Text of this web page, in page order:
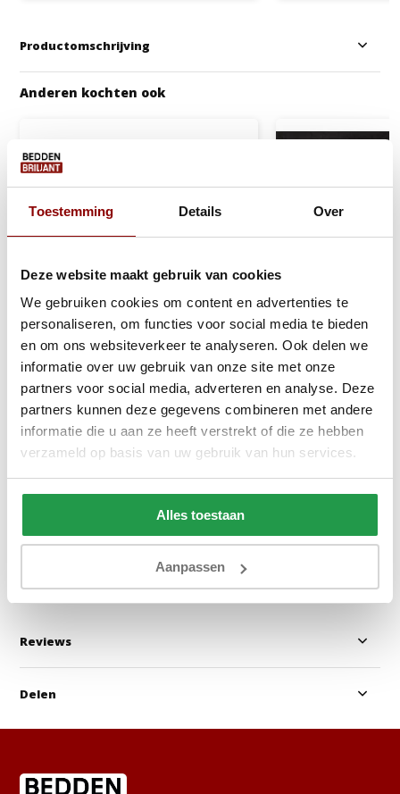
Toestemming Details Over
Deze website maakt gebruik van cookies
We gebruiken cookies om content en advertenties te
personaliseren, om functies voor social media te bieden
en om ons websiteverkeer te analyseren. Ook delen we
informatie over uw gebruik van onze site met onze
partners voor social media, adverteren en analyse. Deze
partners kunnen deze gegevens combineren met andere
informatie die u aan ze heeft verstrekt of die ze hebben
verzameld op basis van uw gebruik van hun services.
Alles toestaan
Aanpassen
Productomschrijving
Anderen kochten ook
Monolith 77 - Velvet Blauw Preston 100 -
Reviews
Delen